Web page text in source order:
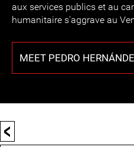
aux services publics et au
humanitaire s'aggrave au
MEET PEDRO
<